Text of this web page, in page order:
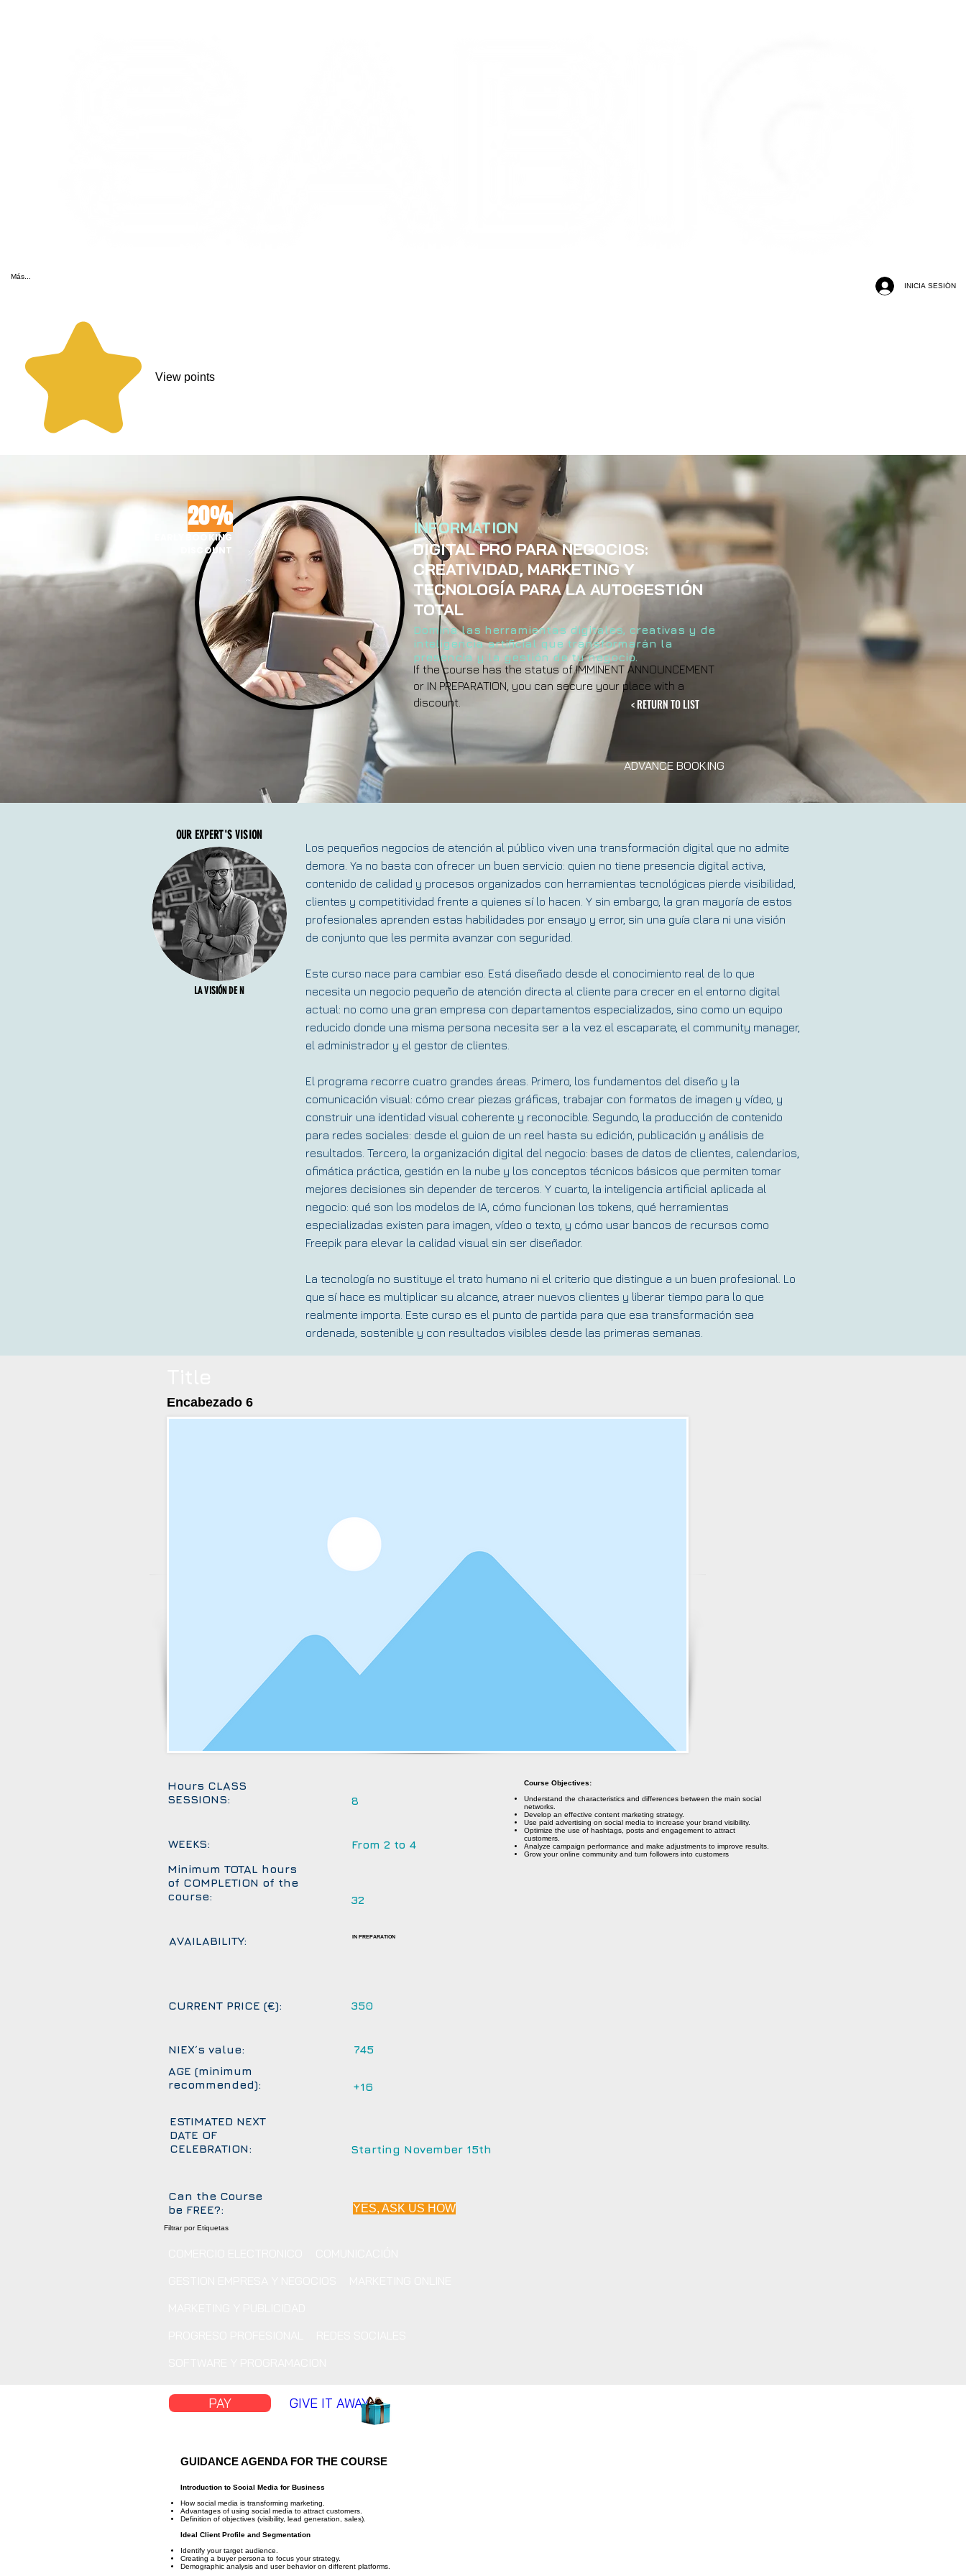
Más...
INICIA SESIÓN
View points
INFORMATION
DIGITAL PRO PARA NEGOCIOS:
CREATIVIDAD, MARKETING Y
TECNOLOGÍA PARA LA AUTOGESTIÓN
TOTAL
Domina las herramientas digitales, creativas y de
inteligencia artificial que transformarán la
presencia y la gestión de tu negocio.
If the course has the status of IMMINENT ANNOUNCEMENT
or IN PREPARATION, you can secure your place with a
discount.
< RETURN TO LIST
20%
EARLY BOOKING
DISCOUNT
ADVANCE BOOKING
OUR EXPERT'S VISION
LA VISIÓN DE N
Los pequeños negocios de atención al público viven una transformación digital que no admite
demora. Ya no basta con ofrecer un buen servicio: quien no tiene presencia digital activa,
contenido de calidad y procesos organizados con herramientas tecnológicas pierde visibilidad,
clientes y competitividad frente a quienes sí lo hacen. Y sin embargo, la gran mayoría de estos
profesionales aprenden estas habilidades por ensayo y error, sin una guía clara ni una visión
de conjunto que les permita avanzar con seguridad.
Este curso nace para cambiar eso. Está diseñado desde el conocimiento real de lo que
necesita un negocio pequeño de atención directa al cliente para crecer en el entorno digital
actual: no como una gran empresa con departamentos especializados, sino como un equipo
reducido donde una misma persona necesita ser a la vez el escaparate, el community manager,
el administrador y el gestor de clientes.
El programa recorre cuatro grandes áreas. Primero, los fundamentos del diseño y la
comunicación visual: cómo crear piezas gráficas, trabajar con formatos de imagen y vídeo, y
construir una identidad visual coherente y reconocible. Segundo, la producción de contenido
para redes sociales: desde el guion de un reel hasta su edición, publicación y análisis de
resultados. Tercero, la organización digital del negocio: bases de datos de clientes, calendarios,
ofimática práctica, gestión en la nube y los conceptos técnicos básicos que permiten tomar
mejores decisiones sin depender de terceros. Y cuarto, la inteligencia artificial aplicada al
negocio: qué son los modelos de IA, cómo funcionan los tokens, qué herramientas
especializadas existen para imagen, vídeo o texto, y cómo usar bancos de recursos como
Freepik para elevar la calidad visual sin ser diseñador.
La tecnología no sustituye el trato humano ni el criterio que distingue a un buen profesional. Lo
que sí hace es multiplicar su alcance, atraer nuevos clientes y liberar tiempo para lo que
realmente importa. Este curso es el punto de partida para que esa transformación sea
ordenada, sostenible y con resultados visibles desde las primeras semanas.
Encabezado 6
Hours CLASS
SESSIONS:
WEEKS:
Minimum TOTAL hours
of COMPLETION of the
course:
AVAILABILITY:
CURRENT PRICE (€):
NIEX´s value:
AGE (minimum
recommended):
ESTIMATED NEXT
DATE OF
CELEBRATION:
Can the Course
be FREE?:
8
From 2 to 4
32
IN PREPARATION
350
745
+16
Starting November 15th
YES, ASK US HOW
Course Objectives:
Understand the characteristics and differences between the main social
networks.
Develop an effective content marketing strategy.
Use paid advertising on social media to increase your brand visibility.
Optimize the use of hashtags, posts and engagement to attract
customers.
Analyze campaign performance and make adjustments to improve results.
Grow your online community and turn followers into customers
Filtrar por Etiquetas
PAY GIVE IT AWAY
GUIDANCE AGENDA FOR THE COURSE
Introduction to Social Media for Business
How social media is transforming marketing.
Advantages of using social media to attract customers.
Definition of objectives (visibility, lead generation, sales).
Ideal Client Profile and Segmentation
Identify your target audience.
Creating a buyer persona to focus your strategy.
Demographic analysis and user behavior on different platforms.